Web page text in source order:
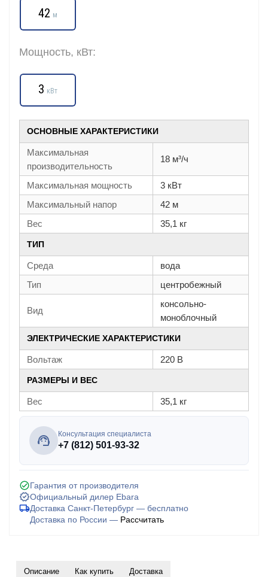
42 м
Мощность, кВт:
3 кВт
ОСНОВНЫЕ ХАРАКТЕРИСТИКИ
Максимальная
производительность
18 м³/ч
Максимальная мощность
3 кВт
Максимальный напор
42 м
Вес
35,1 кг
ТИП
Среда
вода
Тип
центробежный
Вид
консольно-
моноблочный
ЭЛЕКТРИЧЕСКИЕ ХАРАКТЕРИСТИКИ
Вольтаж 220 В
РАЗМЕРЫ И ВЕС
Вес 35,1 кг
Консультация специалиста
+7 (812) 501-93-32
Гарантия от производителя
Официальный дилер Ebara
Доставка Санкт-Петербург — бесплатно
Доставка по России — Рассчитать
Описание Как купить Доставка